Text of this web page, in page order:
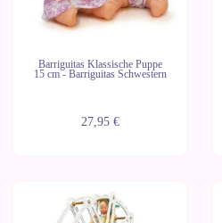
Barriguitas Klassische Puppe
15 cm - Barriguitas Schwestern
27,95 €